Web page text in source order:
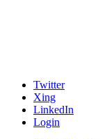
Twitter
Xing
LinkedIn
Login